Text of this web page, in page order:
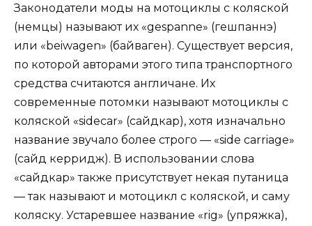
Законодатели моды на мотоциклы с коляской
(немцы) называют их «gespanne» (гешпаннэ)
или «beiwagen» (байваген). Существует версия,
по которой авторами этого типа транспортного
средства считаются англичане. Их
современные потомки называют мотоциклы с
коляской «sidecar» (сайдкар), хотя изначально
название звучало более строго — «side carriage»
(сайд керридж). В использовании слова
«сайдкар» также присутствует некая путаница
— так называют и мотоцикл с коляской, и саму
коляску. Устаревшее название «rig» (упряжка),